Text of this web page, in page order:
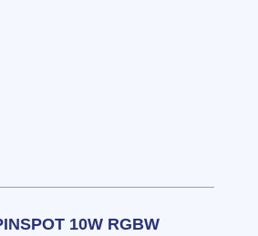
10W RGBW